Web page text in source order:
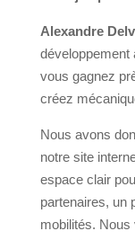
Alexandre
développement
vous gagnez
créez
Nous avons
notre site
espace clair
partenaires, un
mobilités.